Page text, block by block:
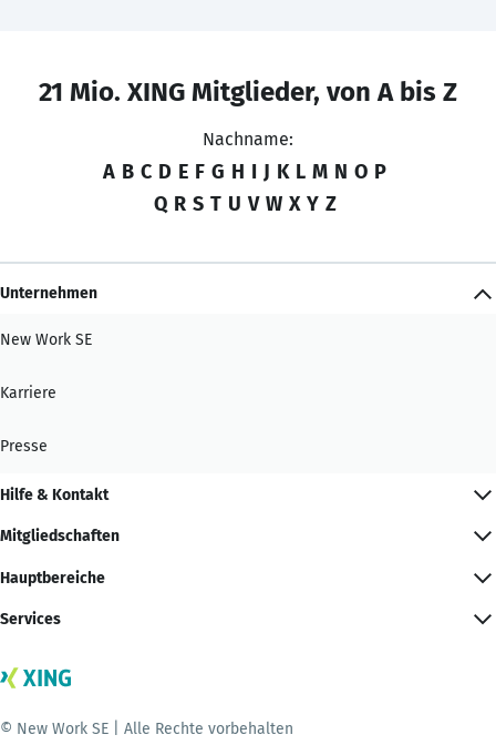
21 Mio. XING Mitglieder, von A bis Z
Nachname:
A B C D E F G H I J K L M N O P
Q R S T U V W X Y Z
Unternehmen
New Work SE
Karriere
Presse
Hilfe & Kontakt
Mitgliedschaften
Hauptbereiche
Services
© New Work SE | Alle Rechte vorbehalten